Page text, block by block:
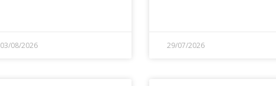
03/08/2026 29/07/2026